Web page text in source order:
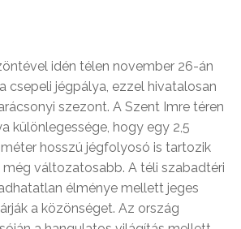
idén télen november 26-án
csepeli jégpálya, ezzel hivatalosan
szezont. A Szent Imre téren
különlegessége, hogy egy 2,5
hosszú jégfolyosó is tartozik
még változatosabb. A téli szabadtéri
élménye mellett jeges
a közönséget. Az ország